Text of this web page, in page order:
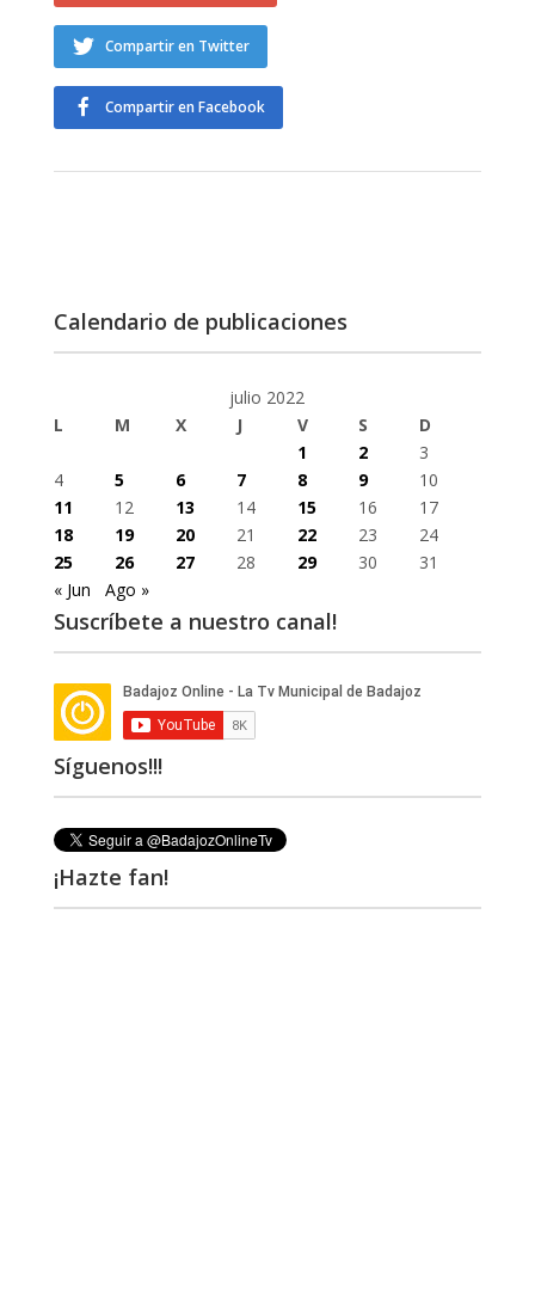
Compartir en Twitter
Compartir en Facebook
Calendario de publicaciones
julio 2022
L
M X J V S
D
1
2
3
4
5 6 7 8 9
10
11
12 13 14 15 16
17
18
19 20 21 22 23
24
25
26 27 28 29 30
31
« Jun
Ago »
Suscríbete a nuestro canal!
Síguenos!!!
¡Hazte fan!